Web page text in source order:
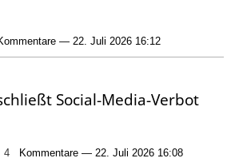
— 22. Juli 2026 16:12
Social-Media-Verbot
4 Kommentare — 22. Juli 2026 16:08